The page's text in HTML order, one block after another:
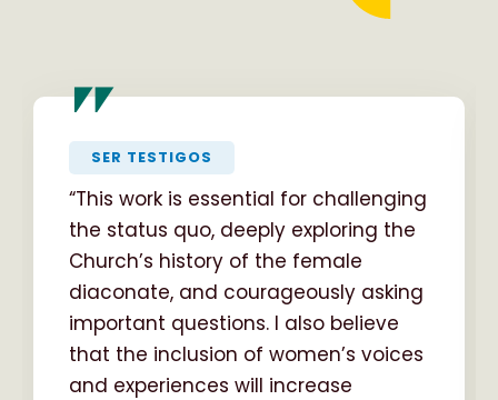
"SER TESTIGOS
“This work is essential for challenging
the status quo, deeply exploring the
Church’s history of the female
diaconate, and courageously asking
important questions. I also believe
that the inclusion of women’s voices
and experiences will increase